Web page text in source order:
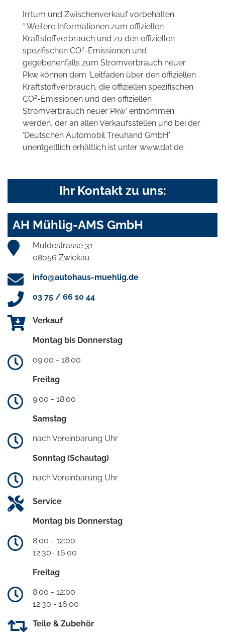
Irrtum und Zwischenverkauf vorbehalten.
* Weitere Informationen zum offiziellen
Kraftstoffverbrauch und zu den offiziellen
spezifischen CO2-Emissionen und
gegebenenfalls zum Stromverbrauch neuer
Pkw können dem 'Leitfaden über den offiziellen
Kraftstoffverbrauch, die offiziellen spezifischen
CO2-Emissionen und den offiziellen
Stromverbrauch neuer Pkw' entnommen
werden, der an allen Verkaufsstellen und bei der
'Deutschen Automobil Treuhand GmbH'
unentgeltlich erhältlich ist unter www.dat.de.
Ihr Kontakt zu uns:
AH Mühlig-AMS GmbH
Muldestrasse 31
08056 Zwickau
info@autohaus-muehlig.de
03 75 / 66 10 44
Verkauf
Montag bis Donnerstag
09:00 - 18:00
Freitag
9:00 - 18:00
Samstag
nach Vereinbarung Uhr
Sonntag (Schautag)
nach Vereinbarung Uhr
Service
Montag bis Donnerstag
8:00 - 12:00
12.30- 16:00
Freitag
8:00 - 12:00
12:30 - 16:00
Teile & Zubehör